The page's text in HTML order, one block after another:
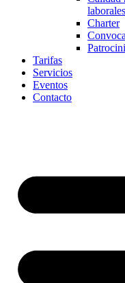
laborales
Charter
Tarifas
Servicios
Eventos
Contacto